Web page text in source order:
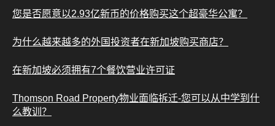
您是否愿意以2.93亿新币的价格购买这个超豪华公寓？
为什么越来越多的外国投资者在新加坡购买商店？
在新加坡必须拥有7个餐饮营业许可证
Thomson Road Property物业面临拆迁-您可以从中学到什
么教训？